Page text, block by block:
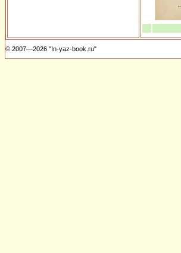
© 2007—2026 "In-yaz-book.ru"